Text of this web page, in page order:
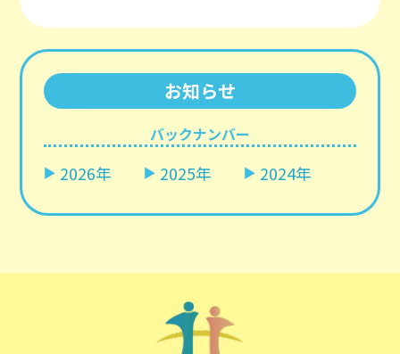
お知らせ
バックナンバー
2026年 2025年 2024年